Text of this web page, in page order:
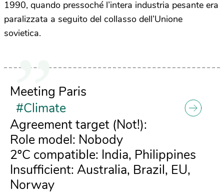
1990, quando pressoché l’intera industria pesante era
paralizzata a seguito del collasso dell’Unione
sovietica.
Meeting Paris
#Climate
Agreement target (Not!):
Role model: Nobody
2ºC compatible: India, Philippines
Insufficient: Australia, Brazil, EU,
Norway